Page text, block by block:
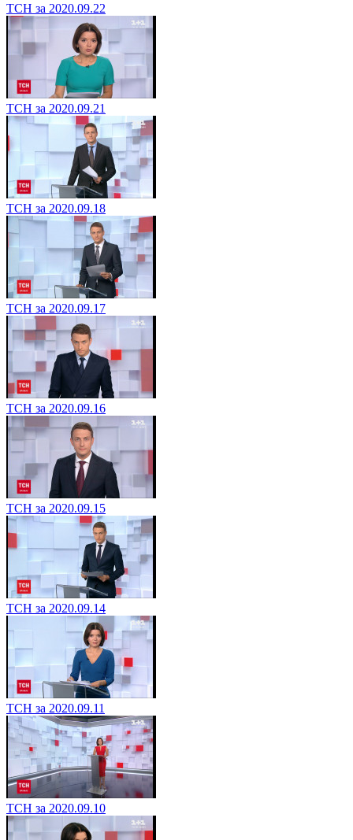
ТСН за 2020.09.22
ТСН за 2020.09.21
ТСН за 2020.09.18
ТСН за 2020.09.17
ТСН за 2020.09.16
ТСН за 2020.09.15
ТСН за 2020.09.14
ТСН за 2020.09.11
ТСН за 2020.09.10